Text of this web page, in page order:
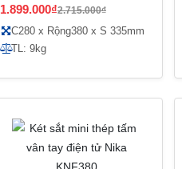
1.899.000₫2.715.000₫
C280 x Rộng380 x S 335mm
TL: 9kg